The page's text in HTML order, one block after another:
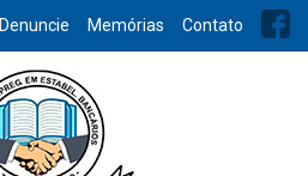
Denuncie Memórias Contato